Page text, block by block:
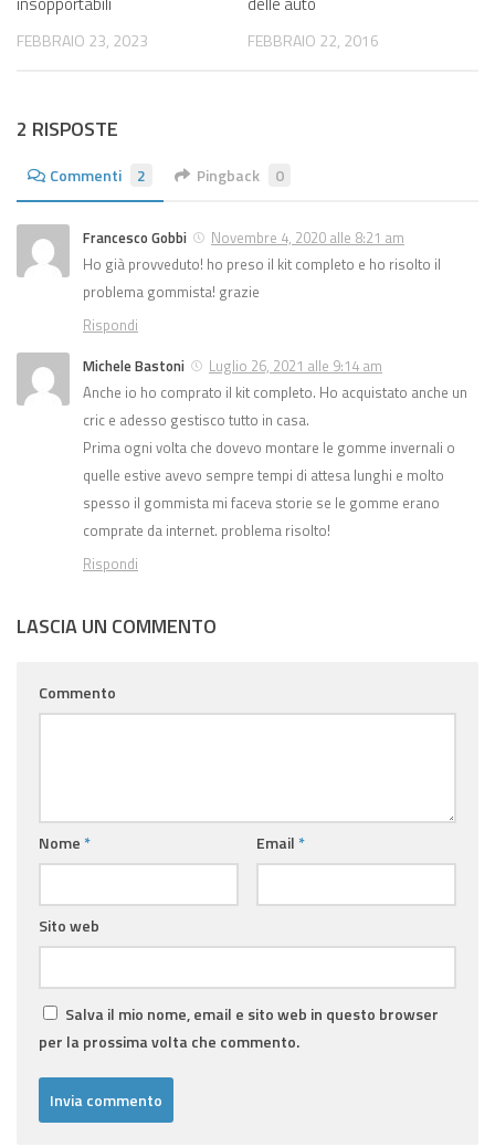
FEBBRAIO 23, 2023 FEBBRAIO 22, 2016
2 RISPOSTE
Commenti 2 Pingback 0
Francesco Gobbi
Novembre 4, 2020 alle 8:21 am
Ho già provveduto! ho preso il kit completo e ho risolto il
problema gommista! grazie
Rispondi
Michele Bastoni
Luglio 26, 2021 alle 9:14 am
Anche io ho comprato il kit completo. Ho acquistato anche un
cric e adesso gestisco tutto in casa.
Prima ogni volta che dovevo montare le gomme invernali o
quelle estive avevo sempre tempi di attesa lunghi e molto
spesso il gommista mi faceva storie se le gomme erano
comprate da internet. problema risolto!
Rispondi
LASCIA UN COMMENTO
Commento
Nome * Email *
Sito web
Salva il mio nome, email e sito web in questo browser
per la prossima volta che commento.